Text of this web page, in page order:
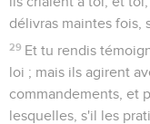
délivras maintes fois,
29 Et tu rendis
loi ; mais ils agirent
commandements, et
lesquelles, s'il les